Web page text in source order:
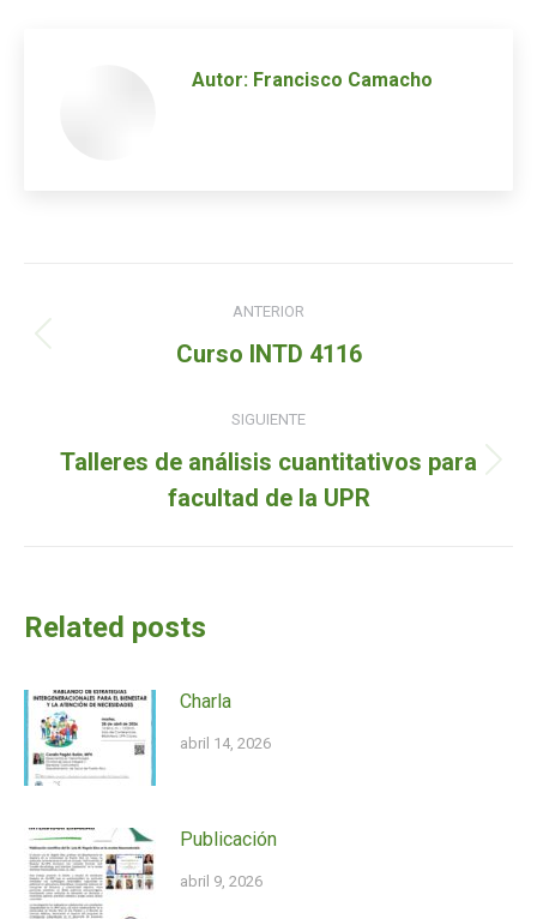
Autor: Francisco Camacho
de
ANTERIOR
Entrada
Curso INTD 4116
SIGUIENTE
Siguiente
entrada:
Talleres de análisis cuantitativos para
facultad de la UPR
Related posts
Charla
abril 14, 2026
Publicación
abril 9, 2026